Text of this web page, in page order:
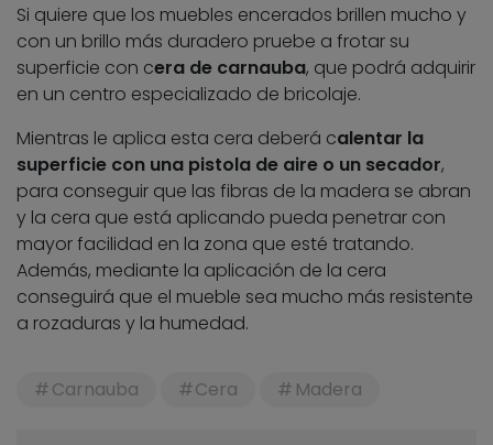
Si quiere que los muebles encerados brillen mucho y
con un brillo más duradero pruebe a frotar su
superficie con cera de carnauba, que podrá adquirir
en un centro especializado de bricolaje.
Mientras le aplica esta cera deberá calentar la
superficie con una pistola de aire o un secador,
para conseguir que las fibras de la madera se abran
y la cera que está aplicando pueda penetrar con
mayor facilidad en la zona que esté tratando.
Además, mediante la aplicación de la cera
conseguirá que el mueble sea mucho más resistente
a rozaduras y la humedad.
Carnauba Cera Madera